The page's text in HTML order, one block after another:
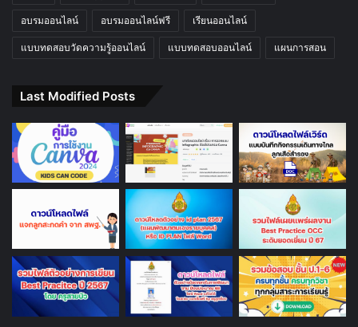
อบรมออนไลน์ อบรมออนไลน์ฟรี เรียนออนไลน์
แบบทดสอบวัดความรู้ออนไลน์ แบบทดสอบออนไลน์ แผนการสอน
Last Modified Posts